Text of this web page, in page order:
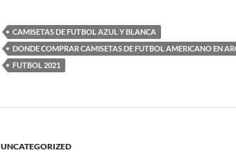
CAMISETAS DE FUTBOL AZUL Y BLANCA
DONDE COMPRAR CAMISETAS DE FUTBOL AMERICANO EN
FUTBOL 2021
UNCATEGORIZED